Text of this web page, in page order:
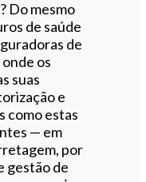
Do mesmo
de saúde
de
os
suas
e
como estas
— em
por
gestão de